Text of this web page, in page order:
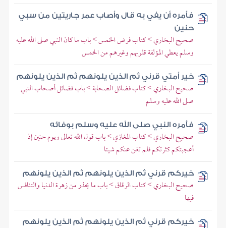
فأمره أن يفي به قال وأصاب عمر جاريتين من سبي
حنين
صحيح البخاري > كتاب فرض الخمس > باب ما كان النبي صلى الله عليه
وسلم يعطي المؤلفة قلوبهم وغيرهم من الخمس
خير أمتي قرني ثم الذين يلونهم ثم الذين يلونهم
صحيح البخاري > كتاب فضائل الصحابة > باب فضائل أصحاب النبي
صلى الله عليه وسلم
فأمره النبي صلى الله عليه وسلم بوفائه
صحيح البخاري > كتاب المغازي > باب قول الله تعالى ويوم حنين إذ
أعجبتكم كثرتكم فلم تغن عنكم شيئا
خيركم قرني ثم الذين يلونهم ثم الذين يلونهم
صحيح البخاري > كتاب الرقاق > باب ما يحذر من زهرة الدنيا والتنافس
فيها
خيركم قرني ثم الذين يلونهم ثم الذين يلونهم